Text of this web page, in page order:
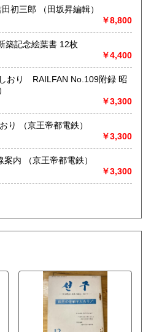
客様は、【必ず、お振込み/ご決
振込後/ご決済後には、ご希望に
い(即決ご注文をお選びの際に
ださい)●
も、「日本の古本屋」からのご注
お後払いでの公費ご購入は本体
いたします●
受け付けます。お名前、ご住所、
い合わせください●
昭和11年 小樽市鳥観図 吉田初三郎 （田坂昇編輯）
￥8,800
築記念絵葉書 12枚
￥4,400
おり RAILFAN No.109附録 昭
￥3,300
1963年8月 京王線新車のしおり （京王帝都電鉄）
￥3,300
昭和42年 京王帝都電鉄 沿線案内 （京王帝都電鉄）
￥3,300